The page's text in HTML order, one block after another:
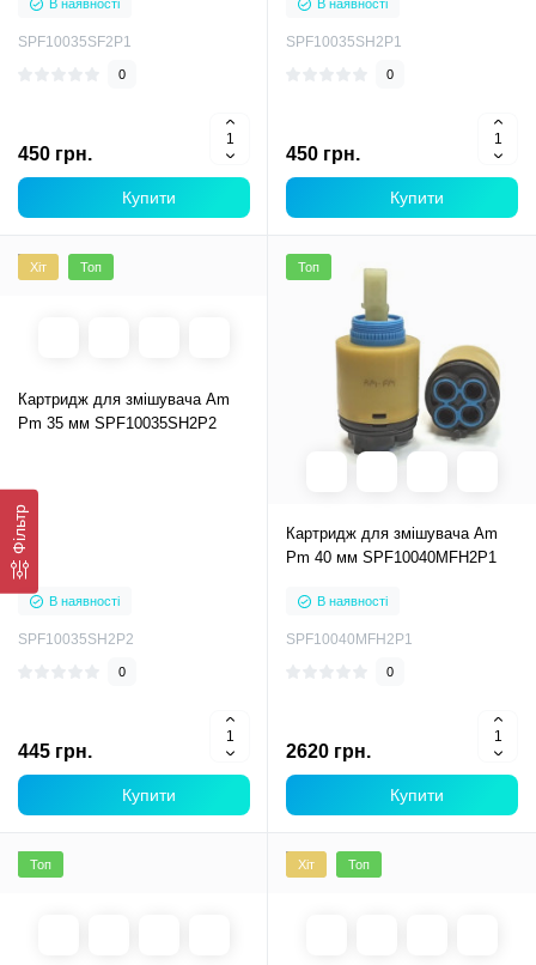
Фільтр
В наявності
SPF10035SF2P1
0
450 грн.
Купити
В наявності
SPF10035SH2P1
0
450 грн.
Купити
Хіт Топ
Картридж для змішувача Am
Pm 35 мм SPF10035SH2P2
В наявності
SPF10035SH2P2
0
445 грн.
Купити
Топ
Картридж для змішувача Am
Pm 40 мм SPF10040MFH2P1
В наявності
SPF10040MFH2P1
0
2620 грн.
Купити
Топ Хіт Топ